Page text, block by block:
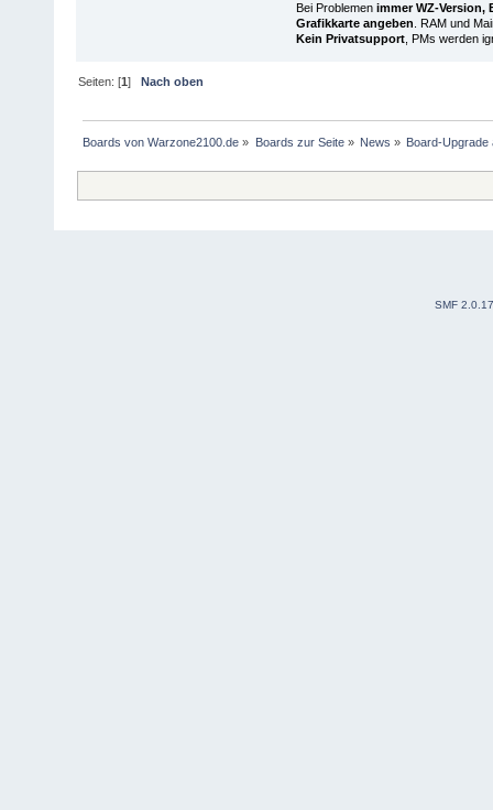
Bei Problemen immer WZ-Version,
Grafikkarte angeben. RAM und
Kein Privatsupport, PMs werden
Seiten: [1] Nach oben
Boards von Warzone2100.de » Boards zur Seite» News » Board-
SMF 2.0.17